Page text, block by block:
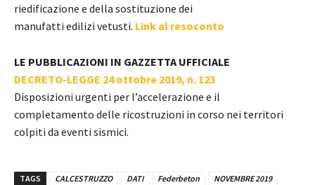
riedificazione e della sostituzione dei
manufatti edilizi vetusti. Link al resoconto
LE PUBBLICAZIONI IN GAZZETTA UFFICIALE
DECRETO-LEGGE 24 ottobre 2019, n. 123
Disposizioni urgenti per l’accelerazione e il
completamento delle ricostruzioni in corso nei territori
colpiti da eventi sismici.
TAGS CALCESTRUZZO DATI Federbeton NOVEMBRE 2019